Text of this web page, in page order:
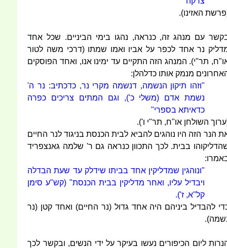
האזינו).
עם מנהג זה, כנראה, נהגו בימי הביניים. שכל אחד
נר אחד לכפר על אביו ואמו שמתו (דרכי משה לטור
תר"י). המנהג הזה התקיים עד ימינו אנו, ואחד הפוסקים
מנמק אותו כדלהלן:
"וזהו תיקון הנשמה, דנשמה מקרי נר, כדכתיב: נר ה'
נשמת אדם (משלי כ'), וגם המתים צריכים כפרה
כדאיתא בספרי"
השולחן או"ח, תר"י ו').
הנר הזה היו נוהגים להביא לבית הכנסת בניגוד לנר החיים
בבית. לכך התכוון כנראה גם ר' שלמה גאנצפריד
"ונוהגין שמדליקין אחד בביתו שידלק עד שעת הבדלה
ויבדיל עליו, ואחר מדליקין בבית הכנסת" (קש"ע סימן
קל"א, ז').
להבדיל ביניהם היה אחד גדול (נר החיים) ואחד קטן (נר
ליום הכיפורים נעשו בעיקר על ידי הנשים, ובקשר לכך